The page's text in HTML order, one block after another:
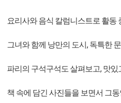
요리사와 음식 칼럼니스트로 활동
그녀와 함께 낭만의 도시, 독특한
파리의 구석구석도 살펴보고, 맛
책 속에 담긴 사진들을 보면서 그